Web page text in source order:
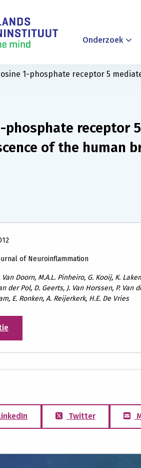
Onderzoek
1-phosphate receptor 5
phosphate receptor
of the human
of Neuroinflammation
Van Doorn, M.A.L. Pinheiro, G. Kooij, K.
der Pol, D. Geerts, J. Van Horssen, P. Van
E. Ronken, A. Reijerkerk, H.E. De Vries
Twitter